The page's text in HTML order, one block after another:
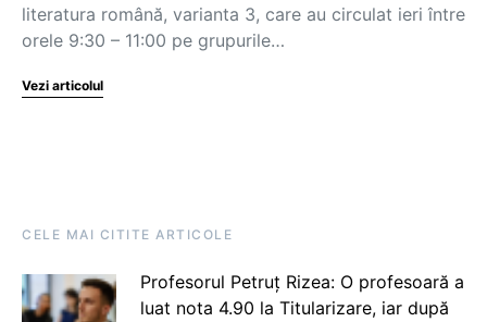
literatura română, varianta 3, care au circulat ieri între
orele 9:30 – 11:00 pe grupurile…
Vezi articolul
CELE MAI CITITE ARTICOLE
Profesorul Petruț Rizea: O profesoară a
luat nota 4.90 la Titularizare, iar după